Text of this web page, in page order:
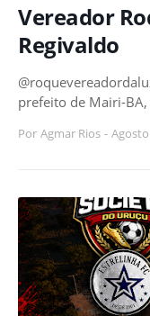
Vereador
Regivaldo
prefeito de Mairi-
Por Agmar Rios -